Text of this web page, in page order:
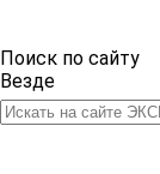
Поиск по сайту
Везде